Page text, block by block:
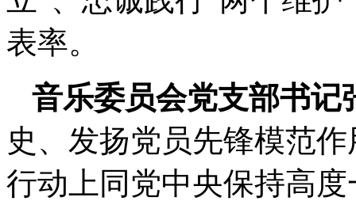
表率。
音乐委员会党支部书记
史、发扬党员先锋模范
行动上同党中央保持高